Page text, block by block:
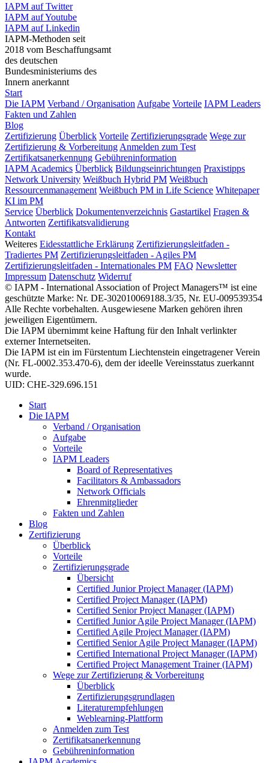
IAPM auf Twitter
IAPM auf Youtube
IAPM auf Linkedin
IAPM-Methoden seit
2018 vom Beschaffungsamt
des deutschen
Bundesministeriums des
Innern anerkannt
Start
Die IAPM Verband / Organisation Aufgabe Vorteile IAPM Leaders
Fakten und Zahlen
Blog
Zertifizierung Überblick Vorteile Zertifizierungsgrade Wege zur
Zertifizierung & Vorbereitung Anmelden zum Test
Zertifikatsanerkennung Gebühreninformation
IAPM Academics Überblick Bildungseinrichtungen Praxistipps
Network University Weißbuch Hybrid PM Weißbuch
Ressourcenmanagement Weißbuch PM in Life Science Whitepaper
KI im PM
Service Überblick Dokumentenverzeichnis Gastartikel Fragen &
Antworten Zertifikatsvalidierung
Kontakt
Weiteres Eidesstattliche Erklärung Zertifizierungsleitfaden -
Tradiertes PM Zertifizierungsleitfaden - Agiles PM
Zertifizierungsleitfaden - Internationales PM FAQ Newsletter
Impressum Datenschutz Widerruf
© IAPM - International Association of Project Managers™ ist eine
geschützte Marke: Nr. DE-302010069188.3/35, Nr. EU-009539354
Alle Rechte vorbehalten. Ausgewiesene Marken gehören ihren
jeweiligen Eigentümern.
Die IAPM übernimmt keine Haftung für den Inhalt verlinkter
externer Internetseiten.
Die IAPM ist ein im Fürstentum Liechtenstein eingetragener Verein
(Nr. FL-0002.353.470-6), dem der ideelle Vereinsstatus zuerkannt
wurde.
UID: CHE-329.696.151
Start
Die IAPM
Verband / Organisation
Aufgabe
Vorteile
IAPM Leaders
Board of Representatives
Facilitators & Ambassadors
Network Officials
Ehrenmitglieder
Fakten und Zahlen
Blog
Zertifizierung
Überblick
Vorteile
Zertifizierungsgrade
Übersicht
Certified Junior Project Manager (IAPM)
Certified Project Manager (IAPM)
Certified Senior Project Manager (IAPM)
Certified Junior Agile Project Manager (IAPM)
Certified Agile Project Manager (IAPM)
Certified Senior Agile Project Manager (IAPM)
Certified International Project Manager (IAPM)
Certified Project Management Trainer (IAPM)
Wege zur Zertifizierung & Vorbereitung
Überblick
Zertifizierungsgrundlagen
Literaturempfehlungen
Weblearning-Plattform
Anmelden zum Test
Zertifikatsanerkennung
Gebühreninformation